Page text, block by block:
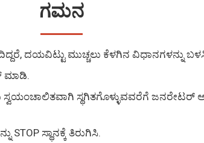
ಗಮನ
ದಯವಿಟ್ಟು ಮುಚ್ಚಲು ಕೆಳಗಿನ ವಿಧಾನಗಳನ್ನು
ಮಾಡಿ.
ಸ್ಥಗಿತಗೊಳ್ಳುವವರೆಗೆ ಜನರೇಟರ್
STOP ಸ್ಥಾನಕ್ಕೆ ತಿರುಗಿಸಿ.